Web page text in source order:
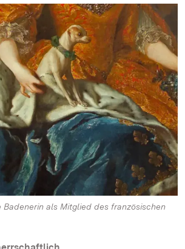
Badenerin als Mitglied des französischen